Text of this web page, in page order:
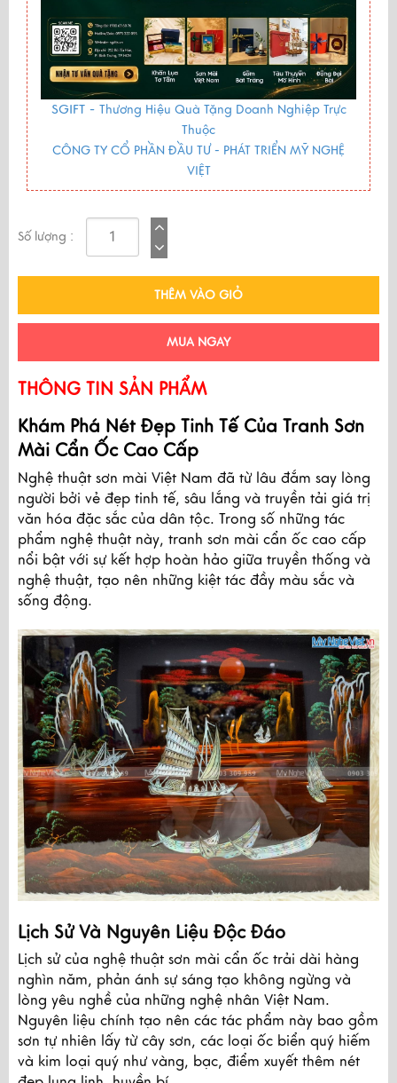
SGIFT - Thương Hiệu Quà Tặng Doanh Nghiệp Trực
Thuộc
CÔNG TY CỔ PHẦN ĐẦU TƯ - PHÁT TRIỂN MỸ NGHỆ
VIỆT
Số lượng :
THÊM VÀO GIỎ
MUA NGAY
THÔNG TIN SẢN PHẨM
Khám Phá Nét Đẹp Tinh Tế Của Tranh Sơn
Mài Cẩn Ốc Cao Cấp
Nghệ thuật sơn mài Việt Nam đã từ lâu đắm say lòng
người bởi vẻ đẹp tinh tế, sâu lắng và truyền tải giá trị
văn hóa đặc sắc của dân tộc. Trong số những tác
phẩm nghệ thuật này, tranh sơn mài cẩn ốc cao cấp
nổi bật với sự kết hợp hoàn hảo giữa truyền thống và
nghệ thuật, tạo nên những kiệt tác đầy màu sắc và
sống động.
Lịch Sử Và Nguyên Liệu Độc Đáo
Lịch sử của nghệ thuật sơn mài cẩn ốc trải dài hàng
nghìn năm, phản ánh sự sáng tạo không ngừng và
lòng yêu nghề của những nghệ nhân Việt Nam.
Nguyên liệu chính tạo nên các tác phẩm này bao gồm
sơn tự nhiên lấy từ cây sơn, các loại ốc biển quý hiếm
và kim loại quý như vàng, bạc, điểm xuyết thêm nét